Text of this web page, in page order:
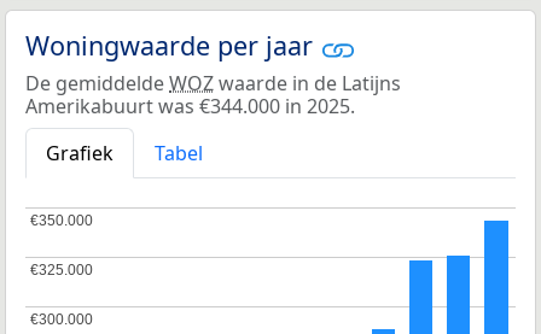
Woningwaarde per jaar
De gemiddeldeWOZwaarde in de Latijns
Amerikabuurt was €344.000 in 2025.
Grafiek
Tabel
€300.000
€300.000
€325.000
€325.000
€350.000
€350.000